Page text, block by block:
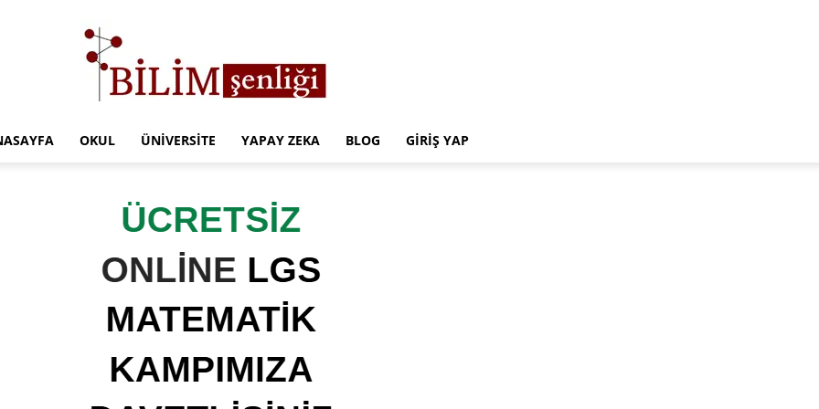
Eğitim
OKUL ÜNIVERSITE YAPAY ZEKA BLOG GIRIŞ YAP